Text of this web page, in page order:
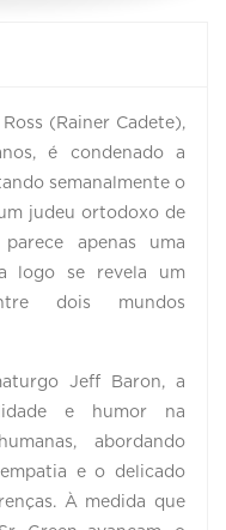
(Rainer Cadete),
é condenado a
semanalmente o
judeu ortodoxo de
apenas uma
logo se revela um
dois mundos
Jeff Baron, a
e humor na
abordando
e o delicado
À medida que